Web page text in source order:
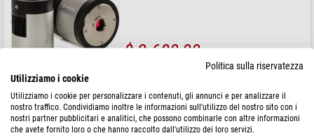
$ 2.680,00
1-2 settimane
Euromex
Fotocamera ProPad-12, color, CMOS, 1/2.3", 12MP, USB 2,
tablet 10.1"
Politica sulla riservatezza
Utilizziamo i cookie
Utilizziamo i cookie per personalizzare i contenuti, gli annunci e per analizzare il
nostro traffico. Condividiamo inoltre le informazioni sull'utilizzo del nostro sito con i
nostri partner pubblicitari e analitici, che possono combinarle con altre informazioni
che avete fornito loro o che hanno raccolto dall'utilizzo dei loro servizi.